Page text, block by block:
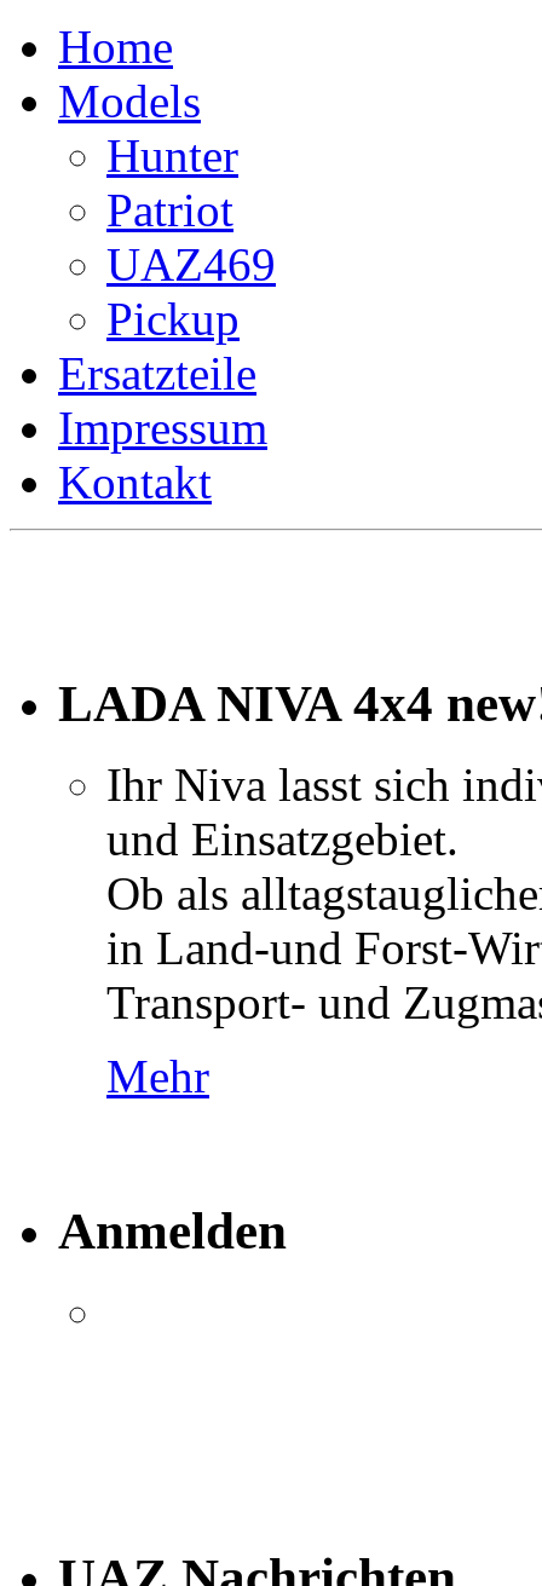
Home
Models
Hunter
Patriot
UAZ469
Pickup
Ersatzteile
Impressum
Kontakt
LADA NIVA 4x4
Ihr Niva lasst sich
und Einsatzgebiet.
Ob als
in Land-und Forst-
Transport- und
Mehr
Anmelden